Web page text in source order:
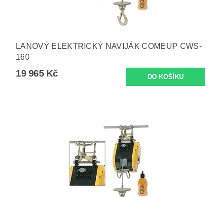
LANOVÝ ELEKTRICKÝ NAVIJÁK COMEUP CWS-
160
19 965 Kč